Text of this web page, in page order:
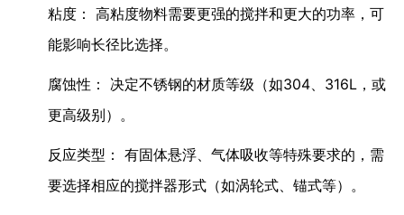
粘度： 高粘度物料需要更强的搅拌和更大的功率，可
能影响长径比选择。
腐蚀性： 决定不锈钢的材质等级（如304、316L，或
更高级别）。
反应类型： 有固体悬浮、气体吸收等特殊要求的，需
要选择相应的搅拌器形式（如涡轮式、锚式等）。